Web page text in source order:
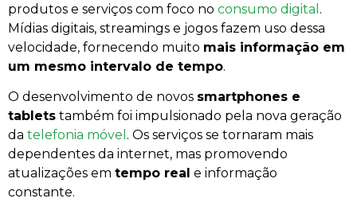
produtos e serviços com foco no consumo digital .
Mídias digitais, streamings e jogos fazem uso dessa
velocidade, fornecendo muito mais informação em
um mesmo intervalo de tempo.
O desenvolvimento de novos smartphones e
tablets também foi impulsionado pela nova geração
da telefonia móvel . Os serviços se tornaram mais
dependentes da internet, mas promovendo
atualizações em tempo real e informação
constante.